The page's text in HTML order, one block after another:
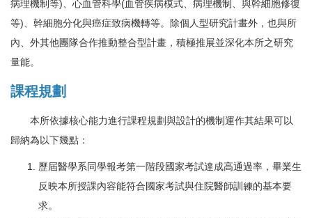
病理機制等)、心血管科學(血管疾病模式、病理機制、與幹細胞修復
等)、幹細胞分化與癌症致病機轉等。除個人型研究計畫外，也與所
內、外其他團隊合作推動整合型計畫，積極推展並深化本所之研究
量能。
課程規劃
本所依據核心能力進行課程規劃與設計的機制運作其結果可以
歸納為以下幾點：
歷屆醫學系同學報考第一階段國家考試達成高通過率，畢業生
反映本所授課內容能符合國家考試與住院醫師訓練的基本要
求。